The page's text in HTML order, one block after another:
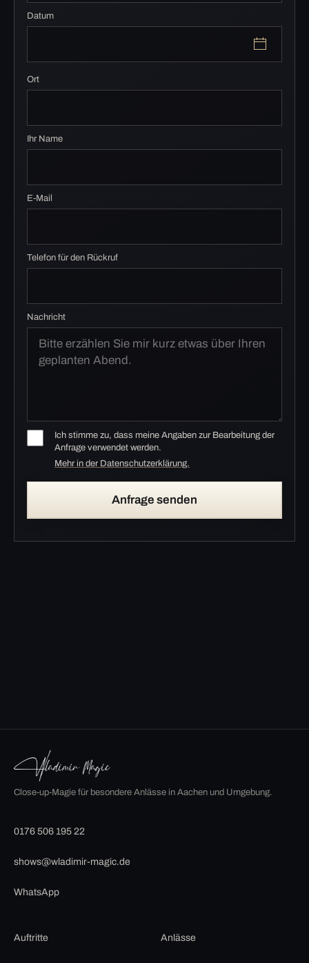
Datum
Ort
Ihr Name
E-Mail
Telefon für den Rückruf
Nachricht
Ich stimme zu, dass meine Angaben zur Bearbeitung der
Anfrage verwendet werden.
Mehr in der Datenschutzerklärung.
Anfrage senden
Close-up-Magie für besondere Anlässe in Aachen und Umgebung.
0176 506 195 22
shows@wladimir-magic.de
WhatsApp
Auftritte Anlässe